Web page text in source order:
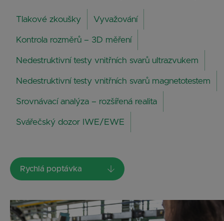
Tlakové zkoušky Vyvažování
Kontrola rozměrů – 3D měření
Nedestruktivní testy vnitřních svarů ultrazvukem
Nedestruktivní testy vnitřních svarů magnetotestem
Srovnávací analýza – rozšířená realita
Svářečský dozor IWE/EWE
Rychlá poptávka